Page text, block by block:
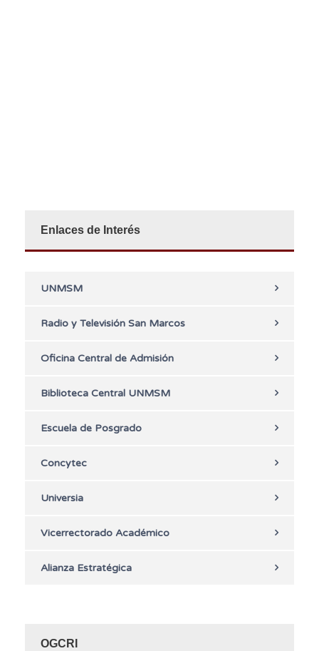
Enlaces de Interés
UNMSM
Radio y Televisión San Marcos
Oficina Central de Admisión
Biblioteca Central UNMSM
Escuela de Posgrado
Concytec
Universia
Vicerrectorado Académico
Alianza Estratégica
OGCRI